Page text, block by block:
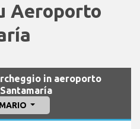
Aeroporto
in aeroporto